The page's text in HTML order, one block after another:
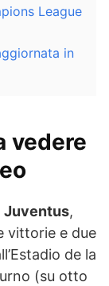
League
in
vedere
Juventus,
vittorie e due
de la
(su otto